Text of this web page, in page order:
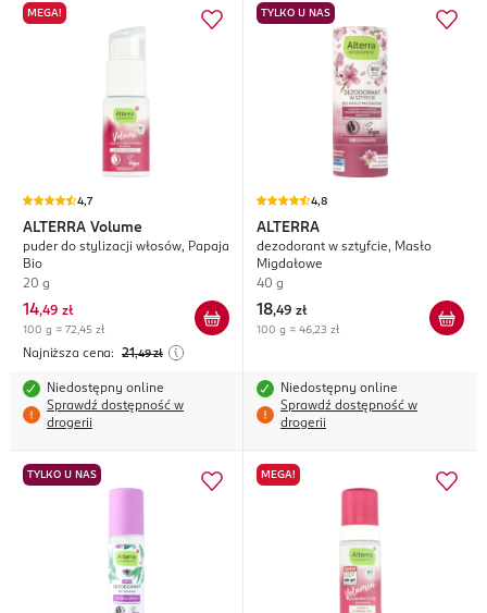
MEGA!
4,7
ALTERRA Volume
puder do stylizacji włosów, Papaja
Bio
20 g
14,49 zł
100 g = 72,45 zł
Najniższa cena: 21,49 zł
Niedostępny online
Sprawdź dostępność w
drogerii
TYLKO U NAS
4,8
ALTERRA
dezodorant w sztyfcie, Masło
Migdałowe
40 g
18,49 zł
100 g = 46,23 zł
Niedostępny online
Sprawdź dostępność w
drogerii
TYLKO U NAS MEGA!